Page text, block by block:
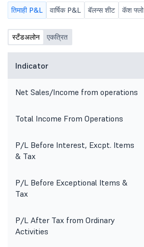
तिमाही P&L वार्षिक P&L बॅलन्स शीट कॅश फ्लो
स्टँडअलोन एकत्रित
Indicator
Net Sales/Income from operations
Total Income From Operations
P/L Before Interest, Excpt. Items
& Tax
P/L Before Exceptional Items &
Tax
P/L After Tax from Ordinary
Activities